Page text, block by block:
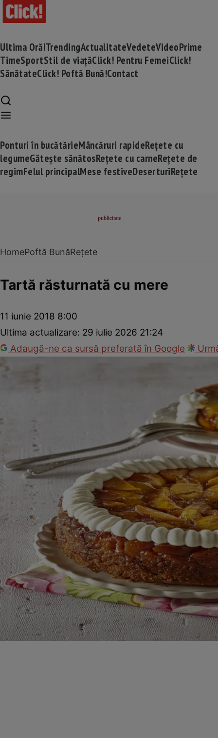
Ultima Oră!TrendingActualitateVedeteVideoPrime
TimeSportStil de viațăClick! Pentru FemeiClick!
SănătateClick! Poftă Bună!Contact
Ponturi în bucătărieMâncăruri rapideRețete cu
legumeGătește sănătosRețete cu carneRețete de
regimFelul principalMese festiveDeserturiRețete
HomePoftă BunăRețete
Tartă răsturnată cu mere
11 iunie 2018 8:00
Ultima actualizare: 29 iulie 2026 21:24
Adaugă-ne ca sursă preferată în Google